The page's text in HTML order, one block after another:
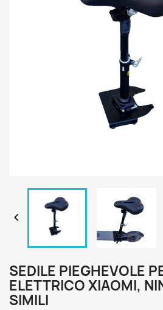

SEDILE PIEGHEVOLE
ELETTRICO XIAOMI,
SIMILI